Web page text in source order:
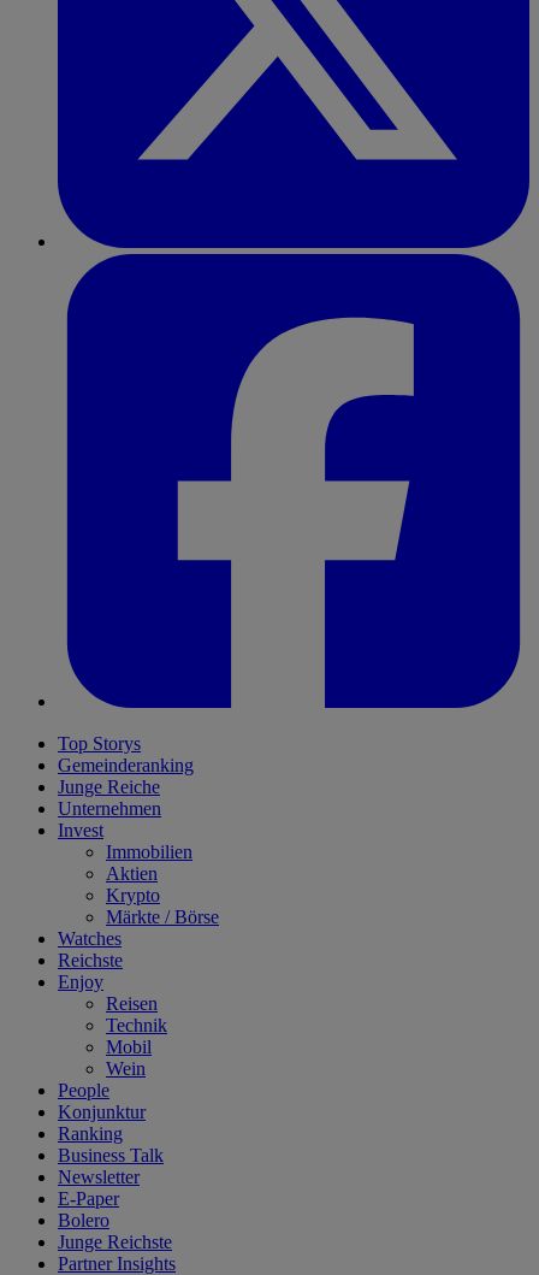
Top Storys
Gemeinderanking
Junge Reiche
Unternehmen
Invest
Immobilien
Aktien
Krypto
Märkte / Börse
Watches
Reichste
Enjoy
Reisen
Technik
Mobil
Wein
People
Konjunktur
Ranking
Business Talk
Newsletter
E-Paper
Bolero
Junge Reichste
Partner Insights